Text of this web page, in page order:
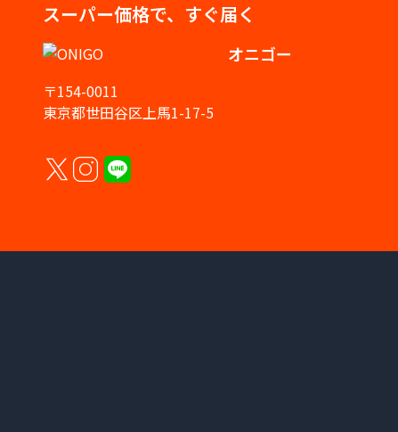
スーパー価格で、すぐ届く
オニゴー
〒154-0011
東京都世田谷区上馬1-17-5